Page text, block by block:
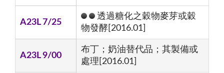
A23L 7/25
透過糖化之穀物麥芽或穀
物發酵[2016.01]
A23L 9/00
布丁；奶油替代品；其製備或
處理[2016.01]